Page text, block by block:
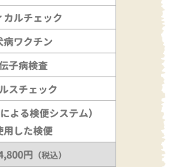
カルチェック
病ワクチン
子病検査
スチェック
よる検便システム）
用した検便
円 （税込）